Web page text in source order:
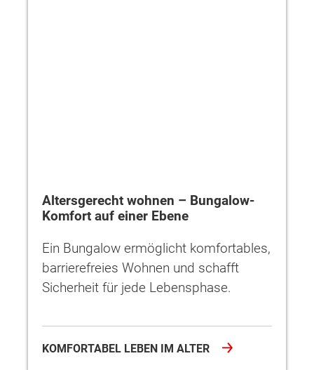
Altersgerecht wohnen – Bungalow-
Komfort auf einer Ebene
Ein Bungalow ermöglicht komfortables,
barrierefreies Wohnen und schafft
Sicherheit für jede Lebensphase.
KOMFORTABEL LEBEN IM ALTER